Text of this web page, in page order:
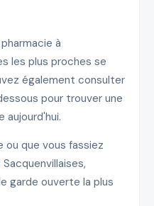
à
les plus proches se
également consulter
pour trouver une
aujourd'hui.
ou que vous fassiez
garde ouverte la plus